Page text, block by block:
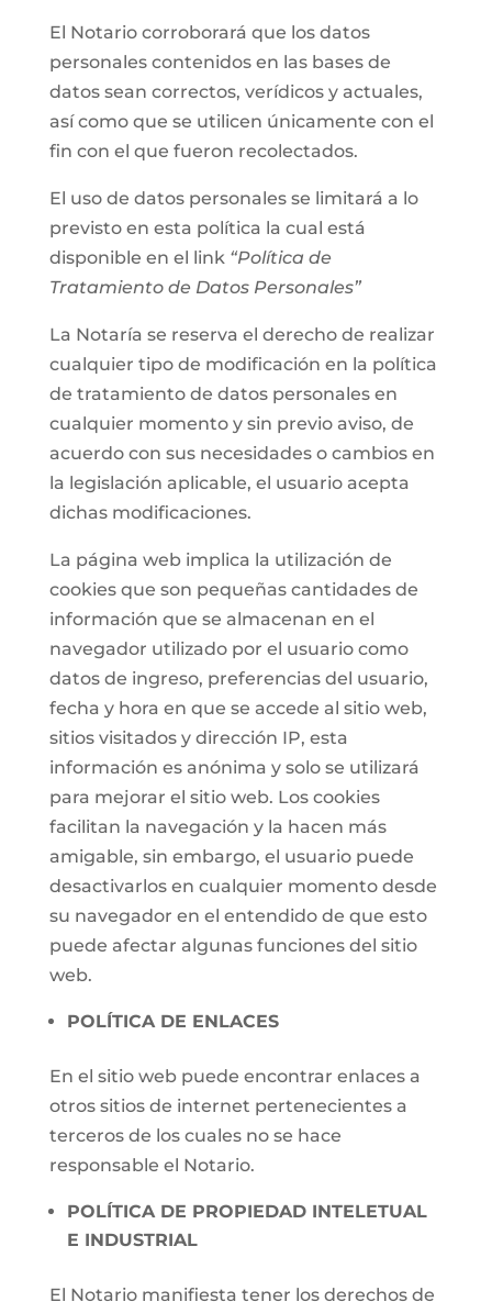
El Notario corroborará que los datos
personales contenidos en las bases de
datos sean correctos, verídicos y actuales,
así como que se utilicen únicamente con el
fin con el que fueron recolectados.
El uso de datos personales se limitará a lo
previsto en esta política la cual está
disponible en el link “Política de
Tratamiento de Datos Personales”
La Notaría se reserva el derecho de realizar
cualquier tipo de modificación en la política
de tratamiento de datos personales en
cualquier momento y sin previo aviso, de
acuerdo con sus necesidades o cambios en
la legislación aplicable, el usuario acepta
dichas modificaciones.
La página web implica la utilización de
cookies que son pequeñas cantidades de
información que se almacenan en el
navegador utilizado por el usuario como
datos de ingreso, preferencias del usuario,
fecha y hora en que se accede al sitio web,
sitios visitados y dirección IP, esta
información es anónima y solo se utilizará
para mejorar el sitio web. Los cookies
facilitan la navegación y la hacen más
amigable, sin embargo, el usuario puede
desactivarlos en cualquier momento desde
su navegador en el entendido de que esto
puede afectar algunas funciones del sitio
web.
POLÍTICA DE ENLACES
En el sitio web puede encontrar enlaces a
otros sitios de internet pertenecientes a
terceros de los cuales no se hace
responsable el Notario.
POLÍTICA DE PROPIEDAD INTELETUAL
E INDUSTRIAL
El Notario manifiesta tener los derechos de